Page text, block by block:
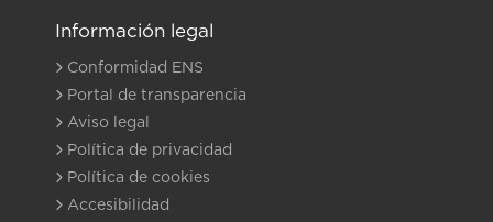
Información legal
Conformidad ENS
Portal de transparencia
Aviso legal
Política de privacidad
Política de cookies
Accesibilidad